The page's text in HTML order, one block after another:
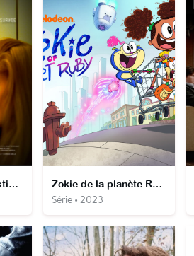
Sharon Stone - L'Instinct de survie Zokie de la planète Ruby
Série • 2023